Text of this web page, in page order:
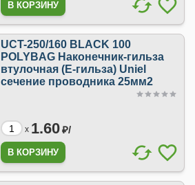
UCT-250/160 BLACK 100
POLYBAG Наконечник-гильза
втулочная (Е-гильза) Uniel
сечение проводника 25мм2
x 1.60₽/